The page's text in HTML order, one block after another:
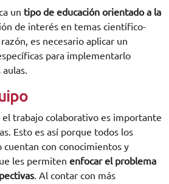
un tipo de educación orientado a la
de interés en temas científico-
es necesario aplicar un
para implementarlo
el trabajo colaborativo es importante
Esto es así porque todos los
con conocimientos y
les permiten enfocar el problema
. Al contar con más